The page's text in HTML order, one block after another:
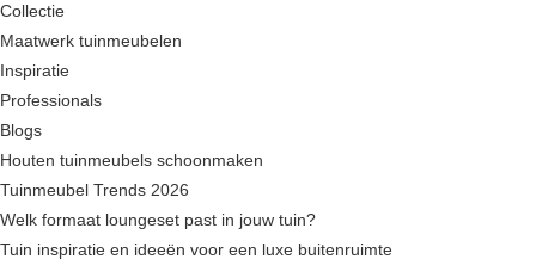
Collectie
Maatwerk tuinmeubelen
Inspiratie
Professionals
Blogs
Houten tuinmeubels schoonmaken
Tuinmeubel Trends 2026
Welk formaat loungeset past in jouw tuin?
Tuin inspiratie en ideeën voor een luxe buitenruimte